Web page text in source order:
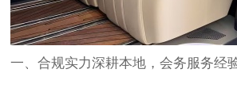
一、合规实力深耕本地，会务服务经